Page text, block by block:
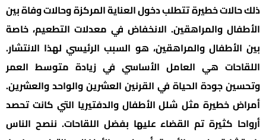
ذلك حالات خطيرة تتطلب دخول العناية المركزة وحالات وفاة بين
الأطفال والمراهقين. الانخفاض في معدلات التطعيم، خاصة
بين الأطفال والمراهقين، هو السبب الرئيسي لهذا الانتشار.
اللقاحات هي العامل الأساسي في زيادة متوسط العمر
وتحسين جودة الحياة في القرنين العشرين والواحد والعشرين.
أمراض خطيرة مثل شلل الأطفال والدفتيريا التي كانت تحصد
أرواحا كثيرة تم القضاء عليها بفضل اللقاحات. ننصح الناس